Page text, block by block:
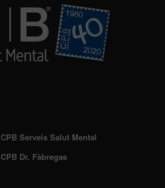
Serveis Salut Mental
Dr. Fàbregas